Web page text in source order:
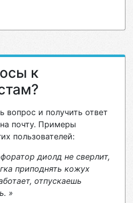
к
вопрос и получить ответ
почту. Примеры
пользователей:
диолд не сверлит,
приподнять кожух
отпускаешь
»